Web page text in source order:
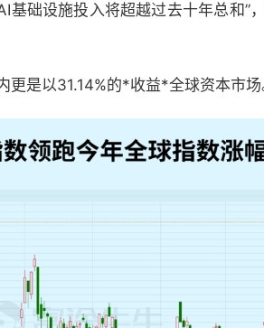
基础设施投入将超越过去十年总和”
是以31.14%的*收益*全球资本市场